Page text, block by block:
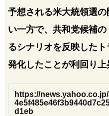
予想される米大統領選
い一方で、共和党候補
るシナリオを反映した
発化したことが利回り上
https://
d1eb